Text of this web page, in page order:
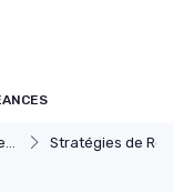
Stratégies de